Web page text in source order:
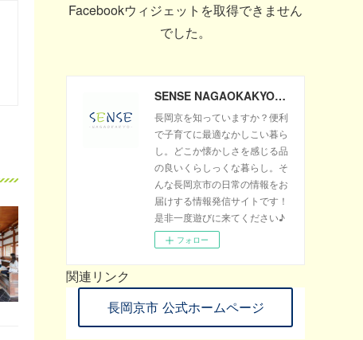
Facebookウィジェットを取得できません
でした。
SENSE NAGAOKAKYO ～長岡京市のサブサイト～
長岡京を知っていますか？便利
で子育てに最適なかしこい暮ら
し。どこか懐かしさを感じる品
の良いくらしっくな暮らし。そ
んな長岡京市の日常の情報をお
届けする情報発信サイトです！
是非一度遊びに来てください♪
フォロー
関連リンク
長岡京市 公式ホームページ